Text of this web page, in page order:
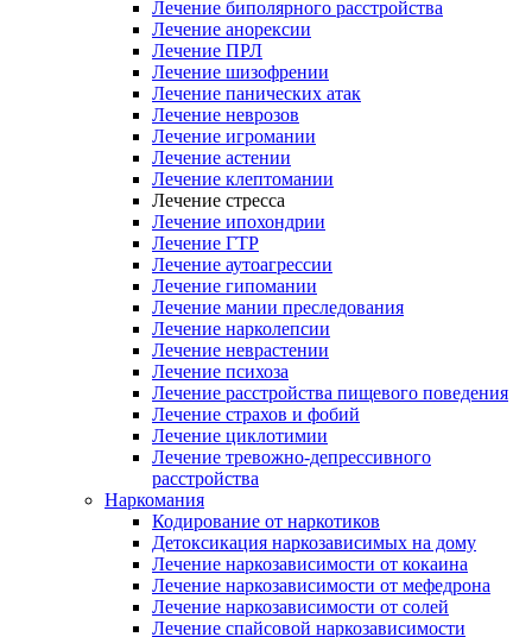
Лечение биполярного расстройства
Лечение анорексии
Лечение ПРЛ
Лечение шизофрении
Лечение панических атак
Лечение неврозов
Лечение игромании
Лечение астении
Лечение клептомании
Лечение стресса
Лечение ипохондрии
Лечение ГТР
Лечение аутоагрессии
Лечение гипомании
Лечение мании преследования
Лечение нарколепсии
Лечение неврастении
Лечение психоза
Лечение расстройства пищевого поведения
Лечение страхов и фобий
Лечение циклотимии
Лечение тревожно-депрессивного
расстройства
Наркомания
Кодирование от наркотиков
Детоксикация наркозависимых на дому
Лечение наркозависимости от кокаина
Лечение наркозависимости от мефедрона
Лечение наркозависимости от солей
Лечение спайсовой наркозависимости